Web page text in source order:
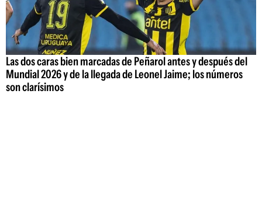
Las dos caras bien marcadas de Peñarol antes y después del
Mundial 2026 y de la llegada de Leonel Jaime; los números
son clarísimos